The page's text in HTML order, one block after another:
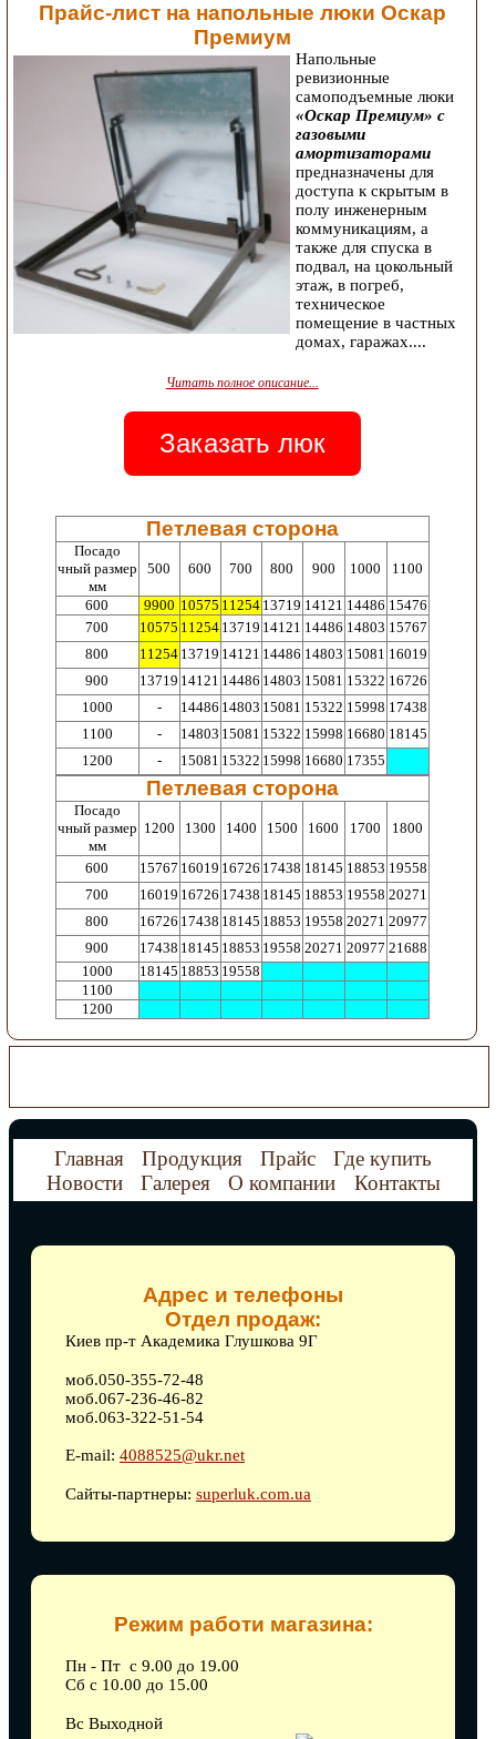
Прайс-лист на напольные люки Оскар
Премиум
Напольные
ревизионные
самоподъемные люки
«Оскар Премиум» с
газовыми
амортизаторами
предназначены для
доступа к скрытым в
полу инженерным
коммуникациям, а
также для спуска в
подвал, на цокольный
этаж, в погреб,
техническое
помещение в частных
домах, гаражах....
Читать полное описание...
Заказать люк
Петлевая сторона
Посадо
чный размер
мм
500 600 700 800 900 1000 1100
600 9900 10575 11254 13719 14121 14486 15476
700
10575 11254 13719 14121 14486 14803 15767
800
11254 13719 14121 14486 14803 15081 16019
900
13719 14121 14486 14803 15081 15322 16726
1000
- 14486 14803 15081 15322 15998 17438
1100
- 14803 15081 15322 15998 16680 18145
1200
- 15081 15322 15998 16680 17355
Петлевая сторона
Посадо
чный размер
мм
1200 1300 1400 1500 1600 1700 1800
600 15767 16019 16726 17438 18145 18853 19558
700
16019 16726 17438 18145 18853 19558 20271
800
16726 17438 18145 18853 19558 20271 20977
900
17438 18145 18853 19558 20271 20977 21688
1000
18145 18853 19558
1100
1200
Главная Продукция Прайс
Где купить
Новости
Галерея О компании Контакты
Адрес и телефоны
Отдел продаж:
Киев пр-т Академика Глушкова 9Г
моб.050-355-72-48
моб.067-236-46-82
моб.063-322-51-54
E-mail: 4088525@ukr.net
Сайты-партнеры: superluk.com.ua
Режим работи магазина:
Пн - Пт с 9.00 до 19.00
Сб с 10.00 до 15.00
Вс Выходной